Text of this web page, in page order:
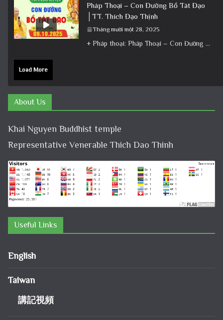
Pháp Thoại – Con Đường Bồ Tát Đạo
│TT. Thích Đạo Thịnh
Tháng mười một 28, 2025
+ Pháp thoại: Pháp Thoại – Con Đường Bồ Tát Đạo │TT. Thích Đạo Thịnh + Album: Pháp Thoại +
Load More
About Us
Khai Nguyen Buddhist temple
Representative Venerable Thich Dao Thinh
Useful Links
English
Taiwan
講記視頻